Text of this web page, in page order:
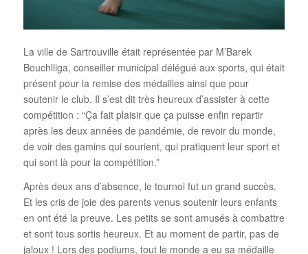
La ville de Sartrouville était représentée par M’Barek
Bouchlliga, conseiller municipal délégué aux sports, qui était
présent pour la remise des médailles ainsi que pour
soutenir le club. Il s’est dit très heureux d’assister à cette
compétition : “Ça fait plaisir que ça puisse enfin repartir
après les deux années de pandémie, de revoir du monde,
de voir des gamins qui sourient, qui pratiquent leur sport et
qui sont là pour la compétition.”
Après deux ans d’absence, le tournoi fut un grand succès.
Et les cris de joie des parents venus soutenir leurs enfants
en ont été la preuve. Les petits se sont amusés à combattre
et sont tous sortis heureux. Et au moment de partir, pas de
jaloux ! Lors des podiums, tout le monde a eu sa médaille